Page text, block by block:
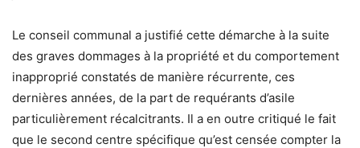
Le conseil communal a justifié cette démarche à la suite
des graves dommages à la propriété et du comportement
inapproprié constatés de manière récurrente, ces
dernières années, de la part de requérants d’asile
particulièrement récalcitrants. Il a en outre critiqué le fait
que le second centre spécifique qu’est censée compter la